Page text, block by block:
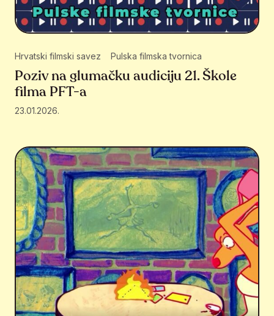
Hrvatski filmski savez Pulska filmska tvornica
Poziv na glumačku audiciju 21. Škole
filma PFT-a
23.01.2026.